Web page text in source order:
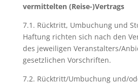
vermittelten (Reise-)Vertrags
7.1. Rücktritt, Umbuchung und
Haftung richten sich nach den
des jeweiligen Veranstalters/
gesetzlichen Vorschriften.
7.2. Rücktritt/Umbuchung und/